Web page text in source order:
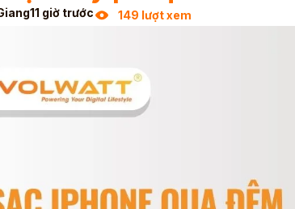
11 giờ trước 149 lượt xem